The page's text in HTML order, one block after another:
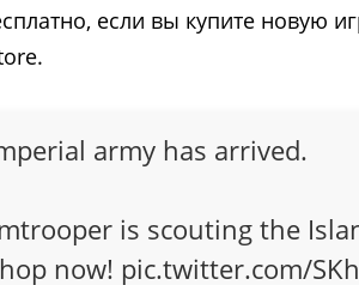
если вы купите новую
army has arrived.
is scouting the
now! pic.twitter.com/